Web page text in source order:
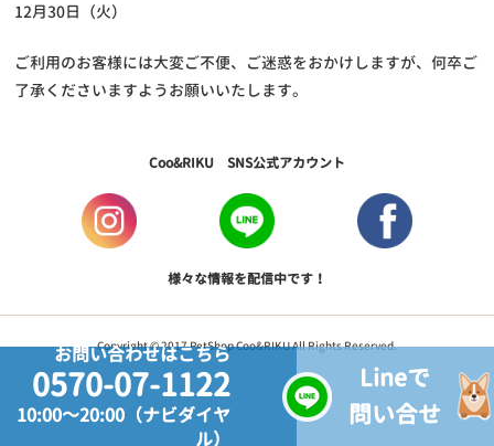
12月30日（火）
ご利用のお客様には大変ご不便、ご迷惑をおかけしますが、何卒ご
了承くださいますようお願いいたします。
お問い合わせはこちら
0570-07-1122
10:00～20:00（ナビダイヤ
ル）
Lineで
問い合せ
Coo&RIKU SNS公式アカウント
様々な情報を配信中です！
Copyright © 2017 PetShop Coo&RIKU All Rights Reserved.